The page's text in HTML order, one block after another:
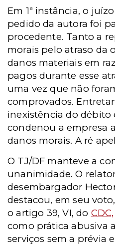
Em 1ª instância, o
pedido da autora foi
procedente. Tanto a
morais pelo atraso da
danos materiais em
pagos durante esse
uma vez que não
comprovados.
inexistência do débito
condenou a empresa
danos morais. A ré
O TJ/DF manteve a
unanimidade. O
desembargador
destacou, em seu
o artigo 39, VI, do CDC,
como prática abusiva
serviços sem a prévia